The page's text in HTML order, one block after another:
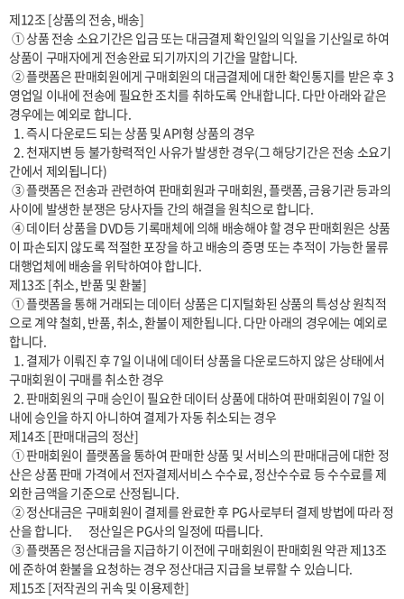
제12조 [상품의 전송, 배송]
상품이 구매자에게 전송완료 되기까지의 기간을 말합니다.
영업일 이내에 전송에 필요한 조치를 취하도록 안내합니다. 다만 아래와 같은
경우에는 예외로 합니다.
  2. 천재지변 등 불가항력적인 사유가 발생한 경우(그 해당기간은 전송 소요기
간에서 제외됩니다)
사이에 발생한 분쟁은 당사자들 간의 해결을 원칙으로 합니다.
이 파손되지 않도록 적절한 포장을 하고 배송의 증명 또는 추적이 가능한 물류
대행업체에 배송을 위탁하여야 합니다.
제13조 [취소, 반품 및 환불]
으로 계약 철회, 반품, 취소, 환불이 제한됩니다. 다만 아래의 경우에는 예외로
합니다.
구매회원이 구매를 취소한 경우
  2. 판매회원의 구매 승인이 필요한 데이터 상품에 대하여 판매회원이 7일 이
내에 승인을 하지 아니하여 결제가 자동 취소되는 경우
제14조 [판매대금의 정산]
산은 상품 판매 가격에서 전자결제서비스 수수료, 정산수수료 등 수수료를 제
외한 금액을 기준으로 산정됩니다.
산을 합니다.       정산일은 PG사의 일정에 따릅니다.
에 준하여 환불을 요청하는 경우 정산대금 지급을 보류할 수 있습니다.
제15조 [저작권의 귀속 및 이용제한]